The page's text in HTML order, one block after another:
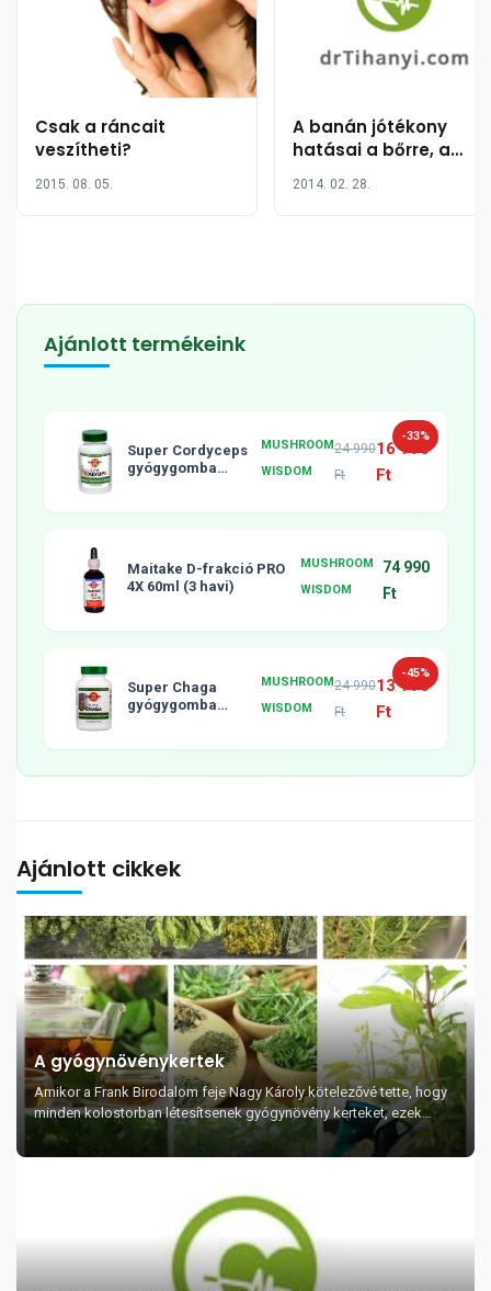
Csak a ráncait
veszítheti?
2015. 08. 05.
A banán jótékony
hatásai a bőrre, a
egészségre
2014. 02. 28.
Ajánlott termékeink
-33%
Super Cordyceps
gyógygomba
MUSHROOM
WISDOM
24 990
Ft
16 990
Ft
Maitake D-frakció PRO
4X 60ml (3 havi)
MUSHROOM
WISDOM
74 990
Ft
-45%
Super Chaga
gyógygomba
MUSHROOM
WISDOM
24 990
Ft
13 990
Ft
Ajánlott cikkek
A gyógynövénykertek
Amikor a Frank Birodalom feje Nagy Károly kötelezővé tette, hogy
minden kolostorban létesítsenek gyógynövény kerteket, ezek
formája máig is méltán köv...